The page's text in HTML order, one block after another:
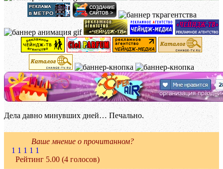
Дела давно минувших дней… Печально.
Ваше мнение о прочитанном?
1 1 1 1 1
Рейтинг 5.00 (4 голосов)